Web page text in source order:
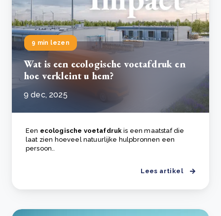
9 min lezen
Wat is een ecologische voetafdruk en
hoe verkleint u hem?
9 dec, 2025
Een ecologische voetafdruk is een maatstaf die
laat zien hoeveel natuurlijke hulpbronnen een
persoon..
Lees artikel